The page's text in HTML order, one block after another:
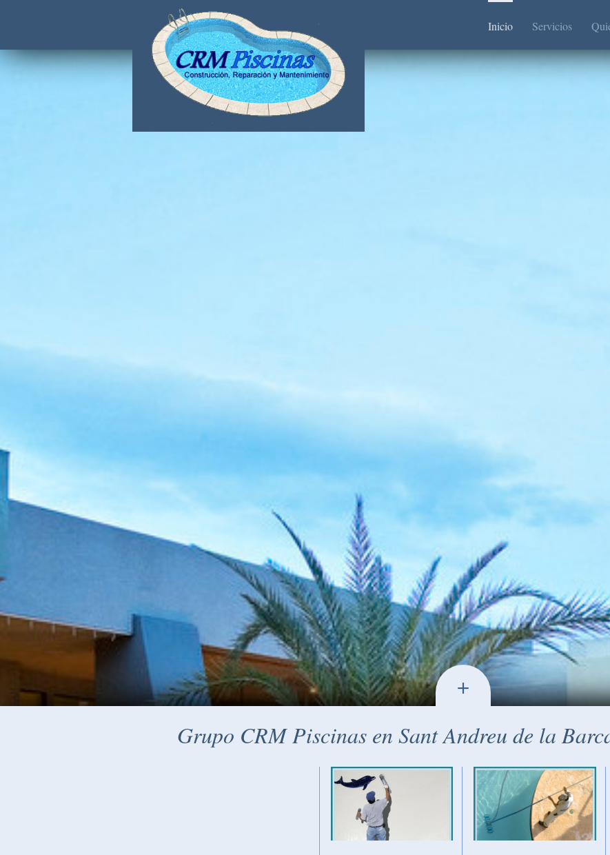
Inicio Servicios
+
Grupo CRM Piscinas en Sant Andreu de la